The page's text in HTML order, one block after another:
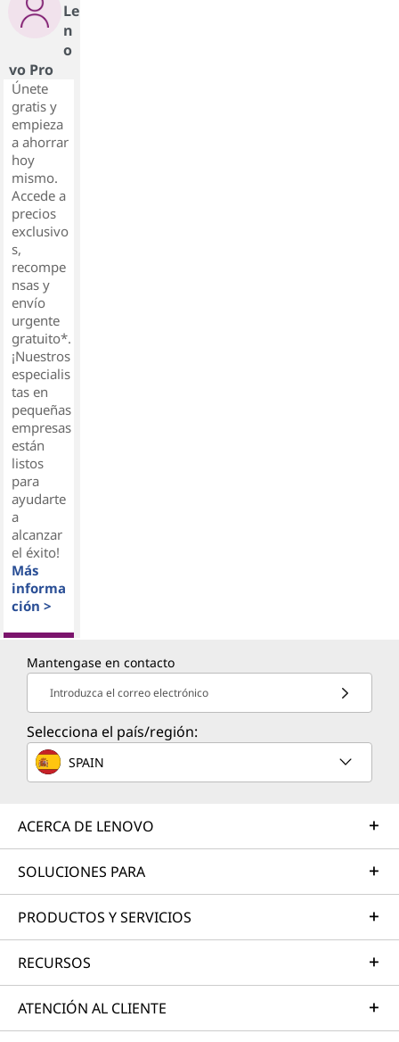
Le
n
o
vo Pro
Únete
gratis y
empieza
a ahorrar
hoy
mismo.
Accede a
precios
exclusivo
s,
recompe
nsas y
envío
urgente
gratuito*.
¡Nuestros
especialis
tas en
pequeñas
empresas
están
listos
para
ayudarte
a
alcanzar
el éxito!
Más
informa
ción >
Mantengase en contacto
Introduzca el correo electrónico
Selecciona el país/región:
SPAIN
ACERCA DE LENOVO
SOLUCIONES PARA
PRODUCTOS Y SERVICIOS
RECURSOS
ATENCIÓN AL CLIENTE